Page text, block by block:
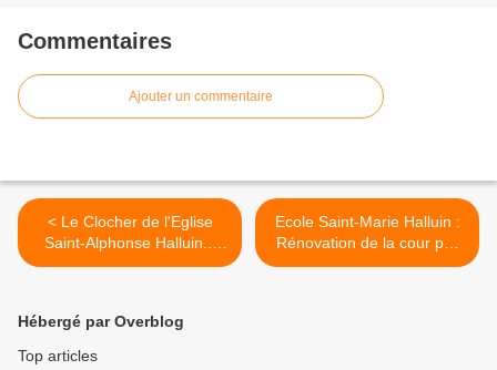
Commentaires
Ajouter un commentaire
< Le Clocher de l'Eglise
Saint-Alphonse Halluin...
son histoire.
Ecole Saint-Marie Halluin :
Rénovation de la cour par
l'APEL (Août 2017). >
Hébergé par Overblog
Top articles